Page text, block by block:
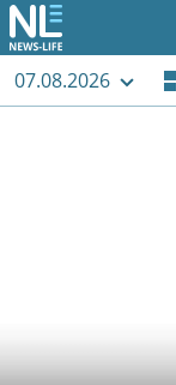
07.08.2026